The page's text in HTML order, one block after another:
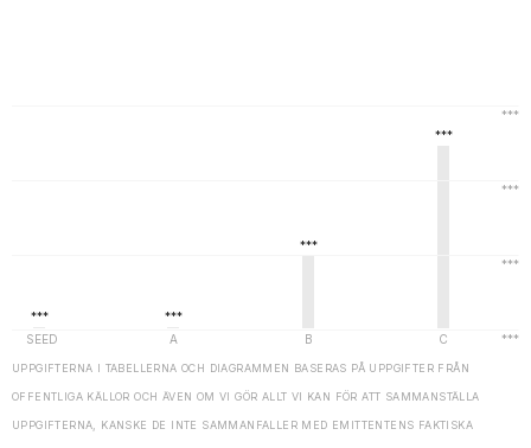
UPPGIFTERNA I TABELLERNA OCH DIAGRAMMEN BASERAS PÅ UPPGIFTER FRÅN
OFFENTLIGA KÄLLOR OCH ÄVEN OM VI GÖR ALLT VI KAN FÖR ATT SAMMANSTÄLLA
UPPGIFTERNA, KANSKE DE INTE SAMMANFALLER MED EMITTENTENS FAKTISKA